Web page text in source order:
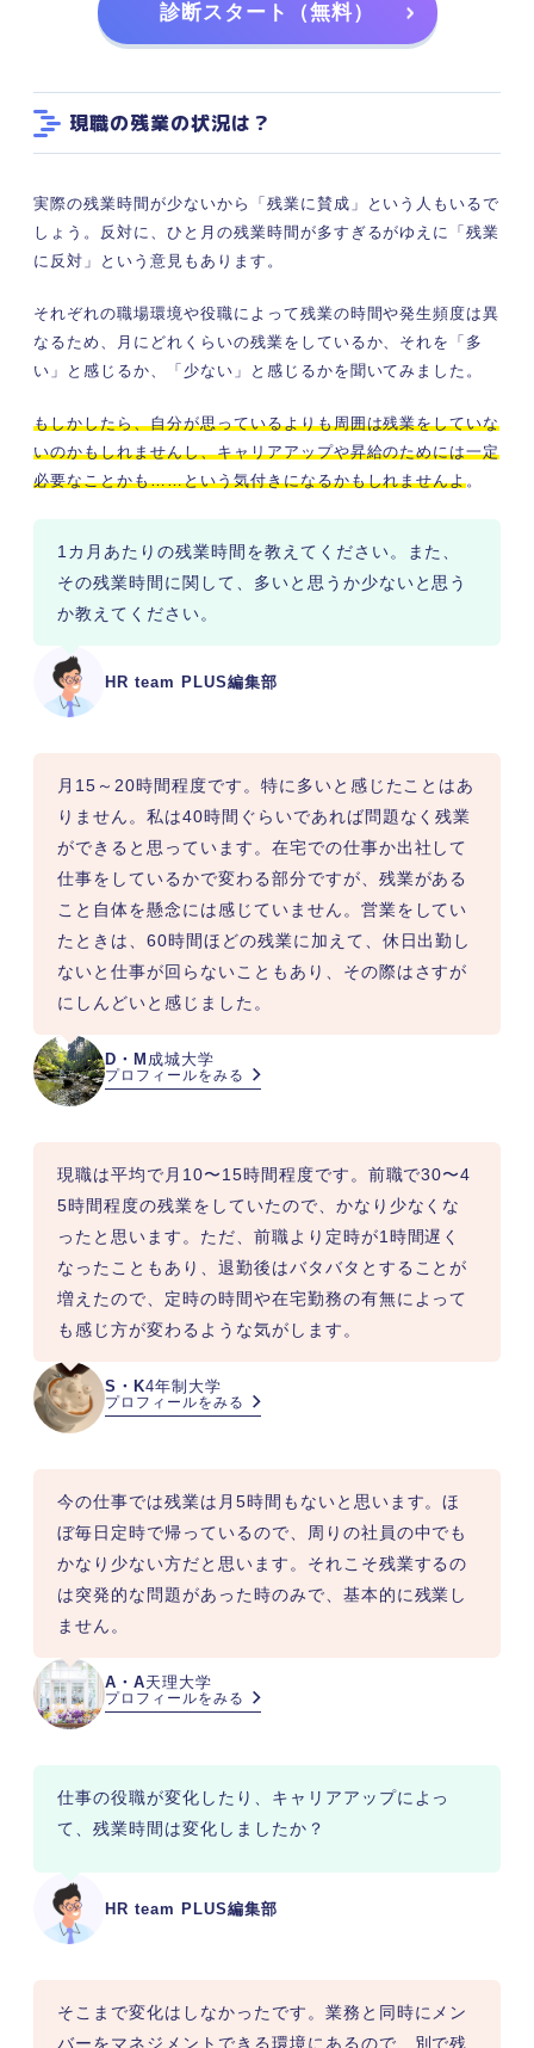
診断スタート（無料）
現職の残業の状況は？
実際の残業時間が少ないから「残業に賛成」という人もいるで
しょう。反対に、ひと月の残業時間が多すぎるがゆえに「残業
に反対」という意見もあります。
それぞれの職場環境や役職によって残業の時間や発生頻度は異
なるため、月にどれくらいの残業をしているか、それを「多
い」と感じるか、「少ない」と感じるかを聞いてみました。
もしかしたら、自分が思っているよりも周囲は残業をしていな
いのかもしれませんし、キャリアアップや昇給のためには一定
必要なことかも……という気付きになるかもしれませんよ。
HR team PLUS編集部
1カ月あたりの残業時間を教えてください。また、
その残業時間に関して、多いと思うか少ないと思う
か教えてください。
D・M 成城大学
プロフィールをみる
月15～20時間程度です。特に多いと感じたことはあ
りません。私は40時間ぐらいであれば問題なく残業
ができると思っています。在宅での仕事か出社して
仕事をしているかで変わる部分ですが、残業がある
こと自体を懸念には感じていません。営業をしてい
たときは、60時間ほどの残業に加えて、休日出勤し
ないと仕事が回らないこともあり、その際はさすが
にしんどいと感じました。
S・K4年制大学
プロフィールをみる
現職は平均で月10〜15時間程度です。前職で30〜4
5時間程度の残業をしていたので、かなり少なくな
ったと思います。ただ、前職より定時が1時間遅く
なったこともあり、退勤後はバタバタとすることが
増えたので、定時の時間や在宅勤務の有無によって
も感じ方が変わるような気がします。
A・A天理大学
プロフィールをみる
今の仕事では残業は月5時間もないと思います。ほ
ぼ毎日定時で帰っているので、周りの社員の中でも
かなり少ない方だと思います。それこそ残業するの
は突発的な問題があった時のみで、基本的に残業し
ません。
HR team PLUS編集部
仕事の役職が変化したり、キャリアアップによっ
て、残業時間は変化しましたか？
そこまで変化はしなかったです。業務と同時にメン
バーをマネジメントできる環境にあるので、別で残